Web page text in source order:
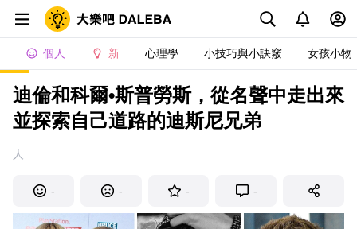
個人 新 心理學 小技巧與小訣竅 女孩小物
迪倫和科爾•斯普勞斯，從名聲中走出來
並探索自己道路的迪斯尼兄弟
人
- - - -